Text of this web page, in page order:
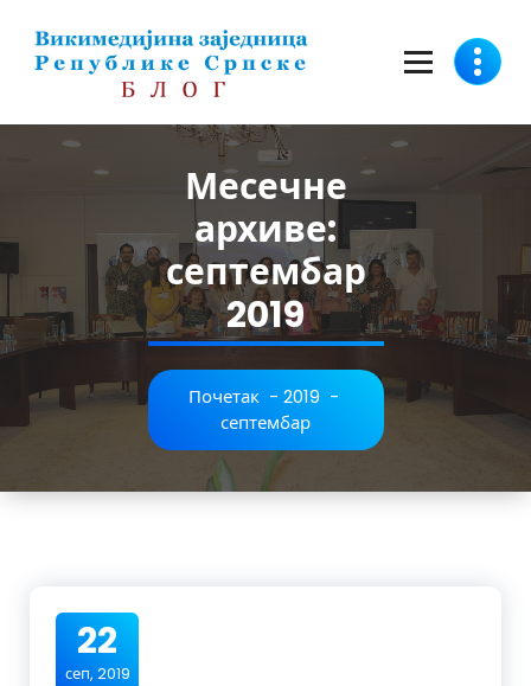
садржај
Месечне
архиве:
септембар
2019
Почетак- 2019 -
септембар
22
сеп, 2019